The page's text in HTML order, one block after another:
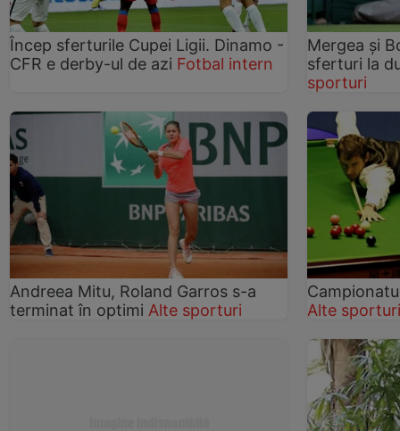
Încep sferturile Cupei Ligii. Dinamo -
CFR e derby-ul de azi Fotbal intern
Mergea şi
sferturi la
sporturi
Andreea Mitu, Roland Garros s-a
terminat în optimi Alte sporturi
Alte